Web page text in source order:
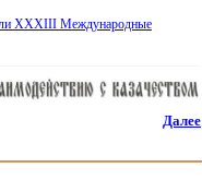
XXXIII Международные
Далее